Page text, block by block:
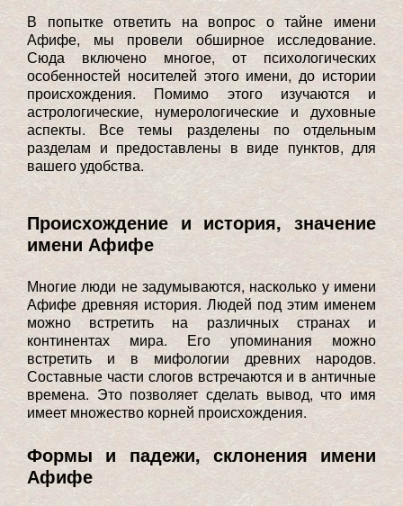
В попытке ответить на вопрос о тайне имени
Афифе, мы провели обширное исследование.
Сюда включено многое, от психологических
особенностей носителей этого имени, до истории
происхождения. Помимо этого изучаются и
астрологические, нумерологические и духовные
аспекты. Все темы разделены по отдельным
разделам и предоставлены в виде пунктов, для
вашего удобства.
Происхождение и история, значение
имени Афифе
Многие люди не задумываются, насколько у имени
Афифе древняя история. Людей под этим именем
можно встретить на различных странах и
континентах мира. Его упоминания можно
встретить и в мифологии древних народов.
Составные части слогов встречаются и в античные
времена. Это позволяет сделать вывод, что имя
имеет множество корней происхождения.
Формы и падежи, склонения имени
Афифе